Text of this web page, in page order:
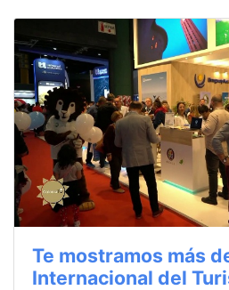
Te mostramos más
Internacional del